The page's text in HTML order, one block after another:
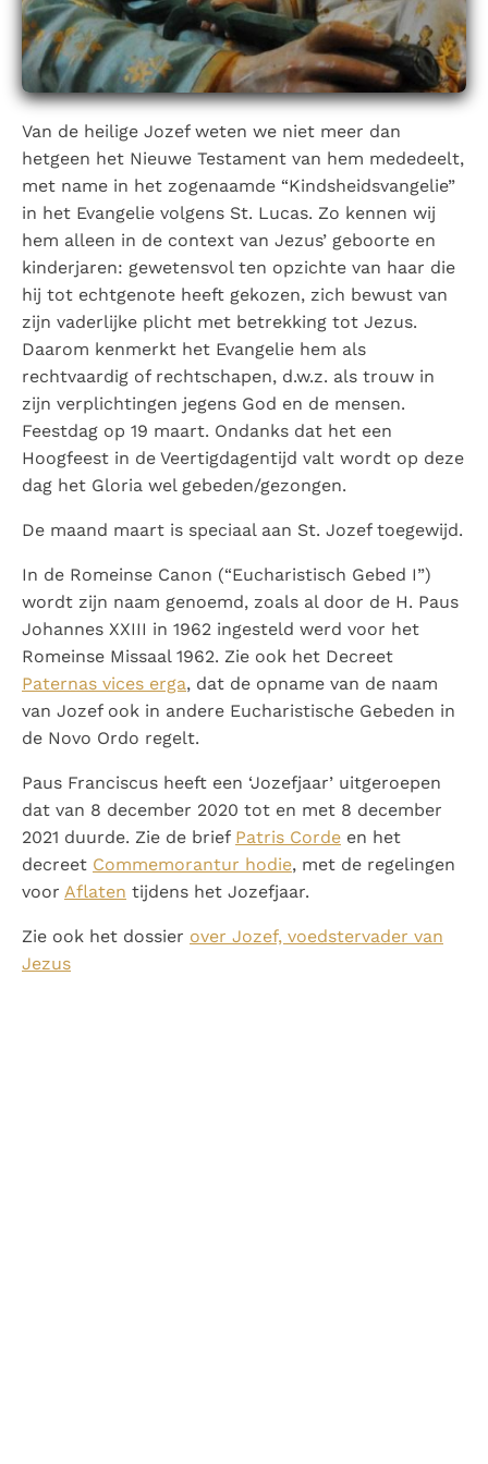
Paus Leo XIV in Pavia: "De stad is zowel een gave als
een taak"
Paus in Pavia: St. Augustinus toont ons de noodzaak om
"naar het innerlijk" toe te keren.
RK Documenten stelt heel veel belangrijke
kerkelijke documenten van de Rooms
Katholieke Kerk in het Nederlands beschikbaar
en is volledig afhankelijk van donaties.
Ik help mee!
Van de heilige Jozef weten we niet meer dan
hetgeen het Nieuwe Testament van hem mededeelt,
met name in het zogenaamde “Kindsheidsvangelie”
in het Evangelie volgens St. Lucas. Zo kennen wij
hem alleen in de context van Jezus’ geboorte en
kinderjaren: gewetensvol ten opzichte van haar die
hij tot echtgenote heeft gekozen, zich bewust van
zijn vaderlijke plicht met betrekking tot Jezus.
Daarom kenmerkt het Evangelie hem als
rechtvaardig of rechtschapen, d.w.z. als trouw in
zijn verplichtingen jegens God en de mensen.
Feestdag op 19 maart. Ondanks dat het een
Hoogfeest in de Veertigdagentijd valt wordt op deze
dag het Gloria wel gebeden/gezongen.
De maand maart is speciaal aan St. Jozef toegewijd.
In de Romeinse Canon (“Eucharistisch Gebed I”)
wordt zijn naam genoemd, zoals al door de H. Paus
Johannes XXIII in 1962 ingesteld werd voor het
Romeinse Missaal 1962. Zie ook het Decreet
Paternas vices erga, dat de opname van de naam
van Jozef ook in andere Eucharistische Gebeden in
de Novo Ordo regelt.
Paus Franciscus heeft een ‘Jozefjaar’ uitgeroepen
dat van 8 december 2020 tot en met 8 december
2021 duurde. Zie de brief Patris Corde en het
decreet Commemorantur hodie, met de regelingen
voor Aflaten tijdens het Jozefjaar.
Zie ook het dossier over Jozef, voedstervader van
Jezus